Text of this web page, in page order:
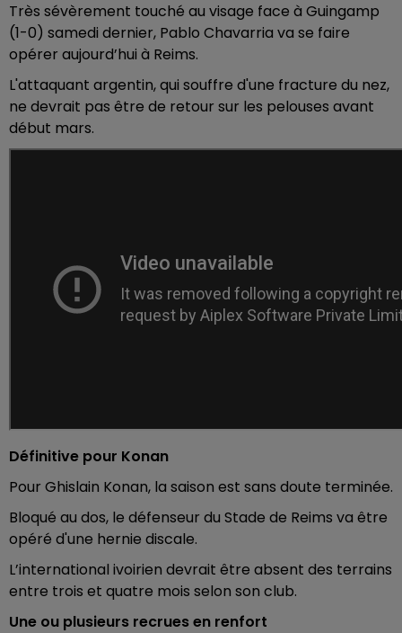
Très sévèrement touché au visage face à Guingamp
(1-0) samedi dernier, Pablo Chavarria va se faire
opérer aujourd’hui à Reims.
L'attaquant argentin, qui souffre d'une fracture du nez,
ne devrait pas être de retour sur les pelouses avant
début mars.
Définitive pour Konan
Pour Ghislain Konan, la saison est sans doute terminée.
Bloqué au dos, le défenseur du Stade de Reims va être
opéré d'une hernie discale.
L’international ivoirien devrait être absent des terrains
entre trois et quatre mois selon son club.
Une ou plusieurs recrues en renfort